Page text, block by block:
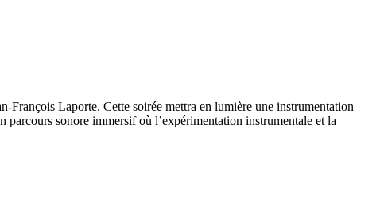
François Laporte. Cette soirée mettra en lumière une instrumentation
sonore immersif où l’expérimentation instrumentale et la